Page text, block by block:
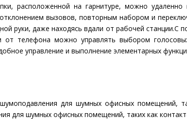
расположенной на гарнитуре, можно
вызовов, повторным набором и
руки, даже находясь вдали от рабочей
от телефона можно управлять выбором
управление и выполнение элементарных
для шумных офисных помещений,
для шумных офисных помещений, таких как